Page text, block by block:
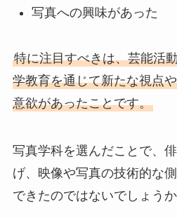
写真への興味があった
特に注目すべきは、芸能活
学教育を通じて新たな視点
意欲があったことです。
写真学科を選んだことで、
げ、映像や写真の技術的な
できたのではないでしょうか